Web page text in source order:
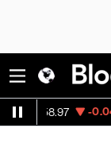
-0.04% ETH/